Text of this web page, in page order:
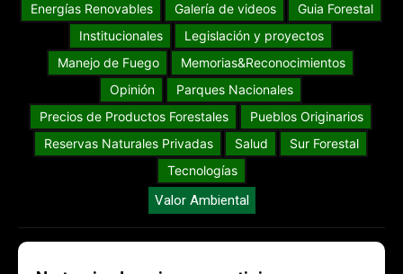
Energías Renovables
Galería de videos
Guia Forestal
Institucionales
Legislación y proyectos
Manejo de Fuego
Memorias&Reconocimientos
Opinión
Parques Nacionales
Precios de Productos Forestales
Pueblos Originarios
Reservas Naturales Privadas
Salud
Sur Forestal
Tecnologías
Valor Ambiental